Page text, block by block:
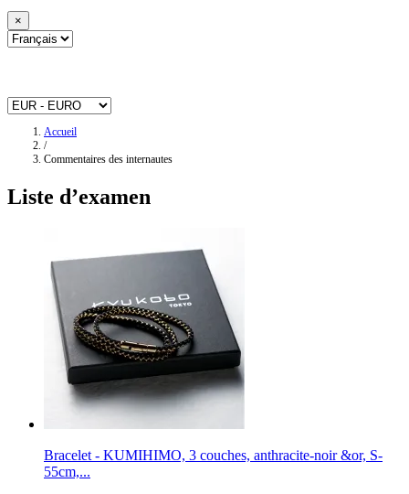
×
Accueil
/
Commentaires des internautes
Liste d’examen
Bracelet - KUMIHIMO, 3 couches, anthracite-noir &or, S-
55cm,...